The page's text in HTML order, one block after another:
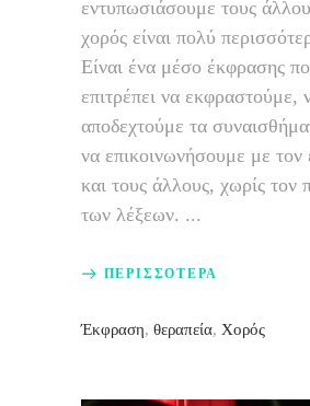
εντυπωσιάσουμε τους
χορός είναι πολύ
Είναι ένα μέσο έκφρασης
επιτρέπει να εκφραστούμε,
αποδεχτούμε τα
να επικοινωνήσουμε με τον
και τους άλλους, χωρίς τον
των λέξεων.
ΠΕΡΙΣΣΟΤΕΡΑ
Έκφραση, θεραπεία, Χορός